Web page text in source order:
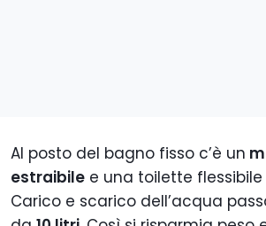
Al posto del bagno fisso c’è un
estraibile e una toilette flessibile
Carico e scarico dell’acqua